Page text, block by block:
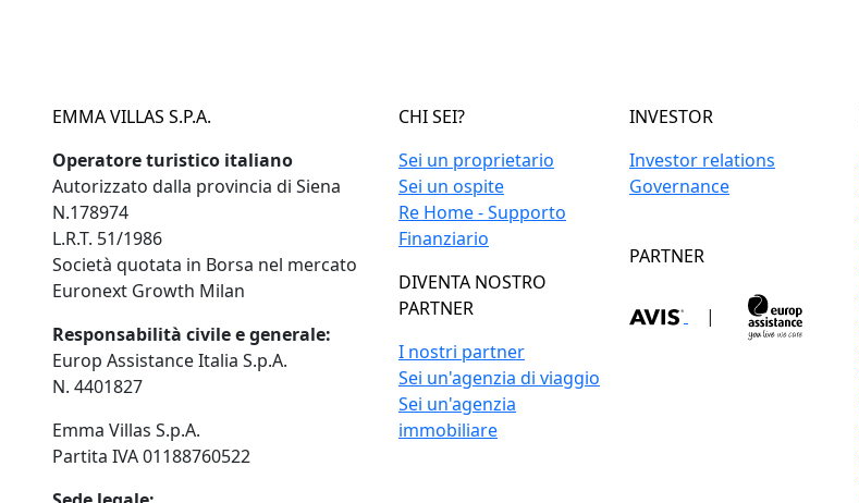
EMMA VILLAS S.P.A.
Operatore turistico italiano
Autorizzato dalla provincia di Siena
N.178974
L.R.T. 51/1986
Società quotata in Borsa nel mercato
Euronext Growth Milan
Responsabilità civile e generale:
Europ Assistance Italia S.p.A.
N. 4401827
Emma Villas S.p.A.
Partita IVA 01188760522
CHI SEI?
Sei un proprietario
Sei un ospite
Re Home - Supporto
Finanziario
DIVENTA NOSTRO
PARTNER
I nostri partner
Sei un'agenzia di viaggio
Sei un'agenzia
immobiliare
INVESTOR
Investor relations
Governance
PARTNER
|